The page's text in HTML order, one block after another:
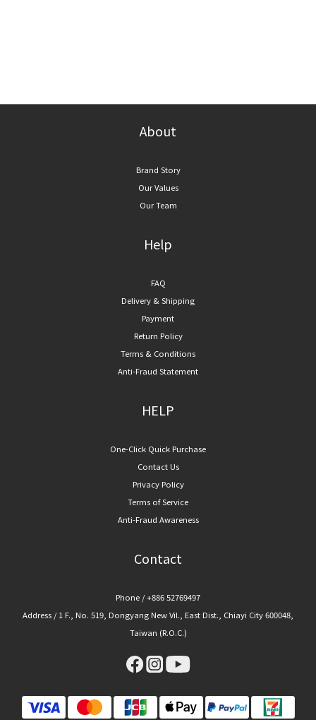
About
Brand Story
Our Values
Our Team
Help
FAQ
Delivery & Shipping
Payment
Return Policy
Terms & Conditions
Anti-Fraud Statement
HELP
One-Click Quick Purchase
Contact Us
Privacy Policy
Terms of Service
Anti-Fraud Awareness
Contact
Phone / +886 52769497
Address / 1 F., No. 519, Dongyang New Vil., East Dist., Chiayi City 600048,
Taiwan (R.O.C.)